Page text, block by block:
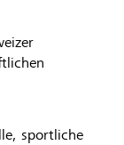
sportliche